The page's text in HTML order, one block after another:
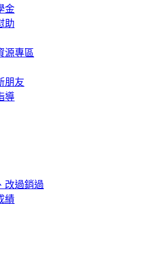
金
助
源專區
朋友
導
改過銷過
績